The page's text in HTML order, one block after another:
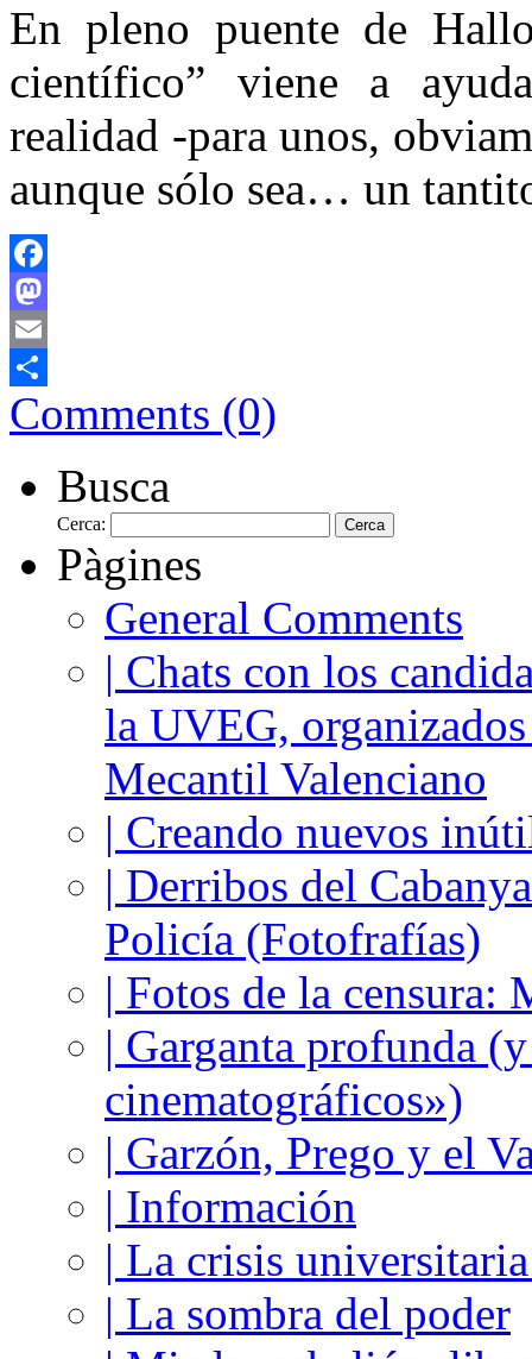
En pleno puente de
científico” viene a
realidad -para unos,
aunque sólo sea… un
Facebook
Mastodon
Email
Comparteix
Comments (0)
Busca
Cerca:
Pàgines
General Comments
| Chats con los
la UVEG,
Mecantil Valenciano
| Creando nuevos
| Derribos del
Policía (Fotofrafías)
| Fotos de la
| Garganta profunda
cinematográficos»)
| Garzón, Prego y el
| Información
| La crisis
| La sombra del poder